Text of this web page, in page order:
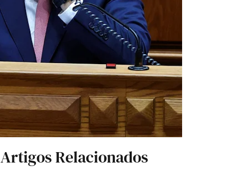
Artigos Relacionados